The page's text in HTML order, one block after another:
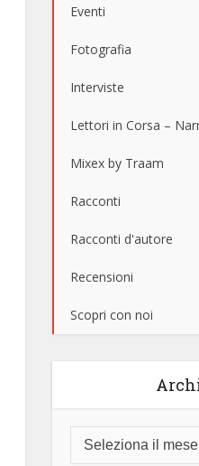
Eventi
Fotografia
Interviste
Lettori in Corsa –
Mixex by Traam
Racconti
Racconti d'autore
Recensioni
Scopri con noi